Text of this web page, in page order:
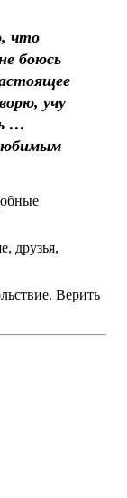
что
боюсь
учу
…
друзья,
Верить